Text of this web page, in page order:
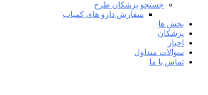
جستجو پزشکان طرح
سفارش دارو های کمیاب
بخش ها
پزشکان
اخبار
سوالات متداول
تماس با ما